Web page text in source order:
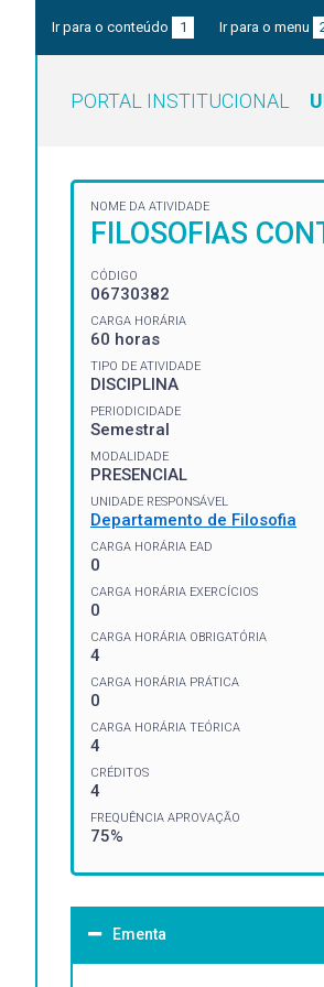
Ir para o conteúdo 1 Ir para o menu
PORTAL INSTITUCIONAL
NOME DA ATIVIDADE
FILOSOFIAS
CÓDIGO
06730382
CARGA HORÁRIA
60 horas
TIPO DE ATIVIDADE
DISCIPLINA
PERIODICIDADE
Semestral
MODALIDADE
PRESENCIAL
UNIDADE RESPONSÁVEL
Departamento de Filosofia
CARGA HORÁRIA EAD
0
CARGA HORÁRIA EXERCÍCIOS
0
CARGA HORÁRIA OBRIGATÓRIA
4
CARGA HORÁRIA PRÁTICA
0
CARGA HORÁRIA TEÓRICA
4
CRÉDITOS
4
FREQUÊNCIA APROVAÇÃO
75%
Ementa